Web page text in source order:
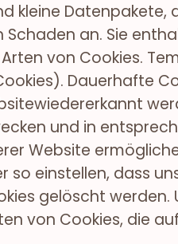
kleine Datenpakete,
Schaden an. Sie
von Cookies.
Dauerhafte
und in
Website
so einstellen, dass
gelöscht werden.
von Cookies, die